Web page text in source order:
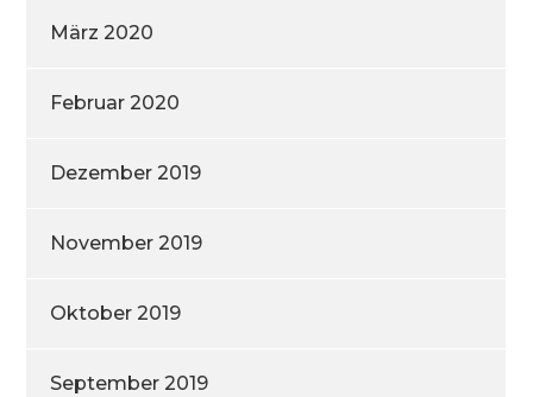
März 2020
Februar 2020
Dezember 2019
November 2019
Oktober 2019
September 2019